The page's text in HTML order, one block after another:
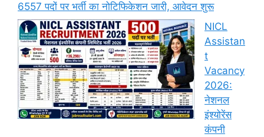
6557 पदों पर भर्ती का नोटिफिकेशन जारी, आवेदन शुरू
NICL
Assistan
t
Vacancy
2026:
नेशनल
इंश्योरेंस
कंपनी